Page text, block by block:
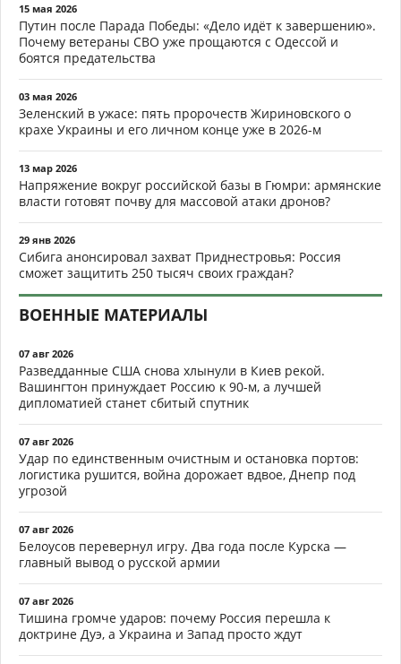
15 мая 2026
Путин после Парада Победы: «Дело идёт к завершению».
Почему ветераны СВО уже прощаются с Одессой и
боятся предательства
03 мая 2026
Зеленский в ужасе: пять пророчеств Жириновского о
крахе Украины и его личном конце уже в 2026-м
13 мар 2026
Напряжение вокруг российской базы в Гюмри: армянские
власти готовят почву для массовой атаки дронов?
29 янв 2026
Сибига анонсировал захват Приднестровья: Россия
сможет защитить 250 тысяч своих граждан?
ВОЕННЫЕ МАТЕРИАЛЫ
07 авг 2026
Разведданные США снова хлынули в Киев рекой.
Вашингтон принуждает Россию к 90-м, а лучшей
дипломатией станет сбитый спутник
07 авг 2026
Удар по единственным очистным и остановка портов:
логистика рушится, война дорожает вдвое, Днепр под
угрозой
07 авг 2026
Белоусов перевернул игру. Два года после Курска —
главный вывод о русской армии
07 авг 2026
Тишина громче ударов: почему Россия перешла к
доктрине Дуэ, а Украина и Запад просто ждут